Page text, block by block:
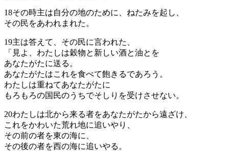
18その時主は自分の地のために、ねたみを起し、
その民をあわれまれた。
19主は答えて、その民に言われた、
「見よ、わたしは穀物と新しい酒と油とを
あなたがたに送る。
あなたがたはこれを食べて飽きるであろう。
わたしは重ねてあなたがたに
もろもろの国民のうちでそしりを受けさせない。
20わたしは北から来る者をあなたがたから遠ざけ、
これをかわいた荒れ地に追いやり、
その前の者を東の海に、
その後の者を西の海に追いやる。